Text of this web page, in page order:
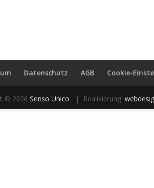
Datenschutz AGB Cookie-
© 2026 Senso Unico | Realisierung: